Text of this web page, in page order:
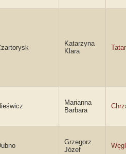
Katarzyna
Klara
Marianna
Barbara
Grzegorz
Józef